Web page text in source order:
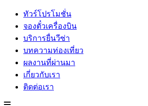
ทัวร์โปรโมชั่น
จองตั๋วเครื่องบิน
บริการยื่นวีซ่า
บทความท่องเที่ยว
ผลงานที่ผ่านมา
เกี่ยวกับเรา
ติดต่อเรา